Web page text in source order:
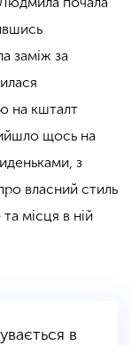
заміж за
на кшталт
щось на
з
власний стиль
місця в ній
в